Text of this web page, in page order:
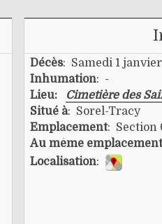
Décès: Samedi 1 janvier
Inhumation: -
Lieu:
Cimetière des
Situé à: Sorel-Tracy
Emplacement: Section
Au même emplacement
Localisation: